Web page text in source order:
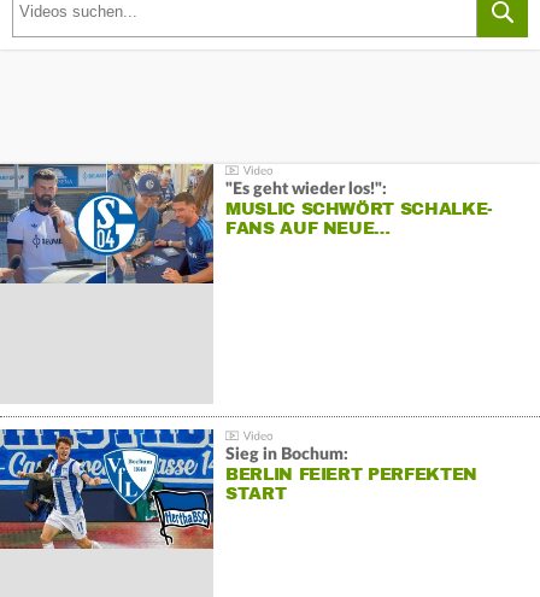
"Es geht wieder los!":
MUSLIC SCHWÖRT SCHALKE-
FANS AUF NEUE…
Sieg in Bochum:
BERLIN FEIERT PERFEKTEN
START